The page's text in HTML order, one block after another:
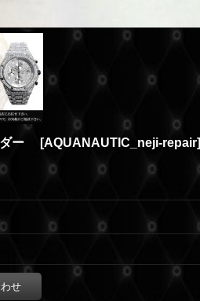
ダー [AQUANAUTIC_neji-repair]
せ